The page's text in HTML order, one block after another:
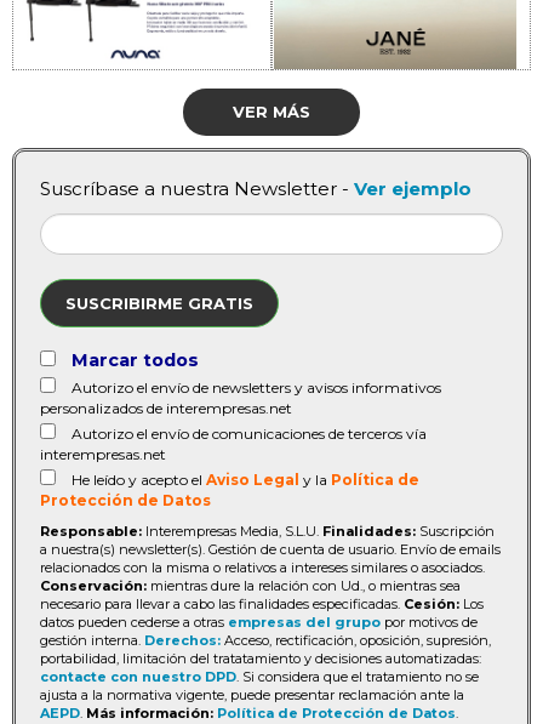
VER MÁS
Suscríbase a nuestra Newsletter - Ver ejemplo
SUSCRIBIRME GRATIS
Marcar todos
Autorizo el envío de newsletters y avisos informativos
personalizados de interempresas.net
Autorizo el envío de comunicaciones de terceros vía
interempresas.net
He leído y acepto el Aviso Legal y la Política de
Protección de Datos
Responsable: Interempresas Media, S.L.U. Finalidades: Suscripción
a nuestra(s) newsletter(s). Gestión de cuenta de usuario. Envío de emails
relacionados con la misma o relativos a intereses similares o asociados.
Conservación: mientras dure la relación con Ud., o mientras sea
necesario para llevar a cabo las finalidades especificadas. Cesión: Los
datos pueden cederse a otras empresas del grupo por motivos de
gestión interna. Derechos: Acceso, rectificación, oposición, supresión,
portabilidad, limitación del tratatamiento y decisiones automatizadas:
contacte con nuestro DPD. Si considera que el tratamiento no se
ajusta a la normativa vigente, puede presentar reclamación ante la
AEPD. Más información: Política de Protección de Datos.